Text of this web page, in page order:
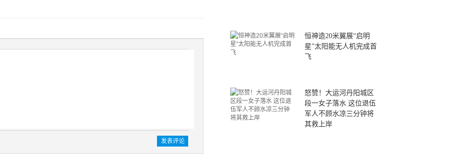
恒神造20米翼展“启明
星”太阳能无人机完成首
飞
怒赞！大运河丹阳城区
段一女子落水 这位退伍
军人不顾水凉三分钟将
其救上岸